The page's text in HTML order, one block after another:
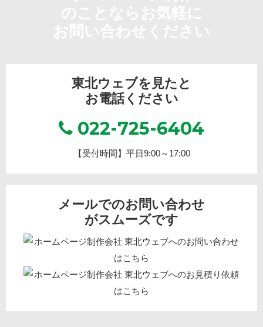
東北ウェブを見たと
お電話ください
022-725-6404
【受付時間】平日9:00～17:00
メールでのお問い合わせ
がスムーズです